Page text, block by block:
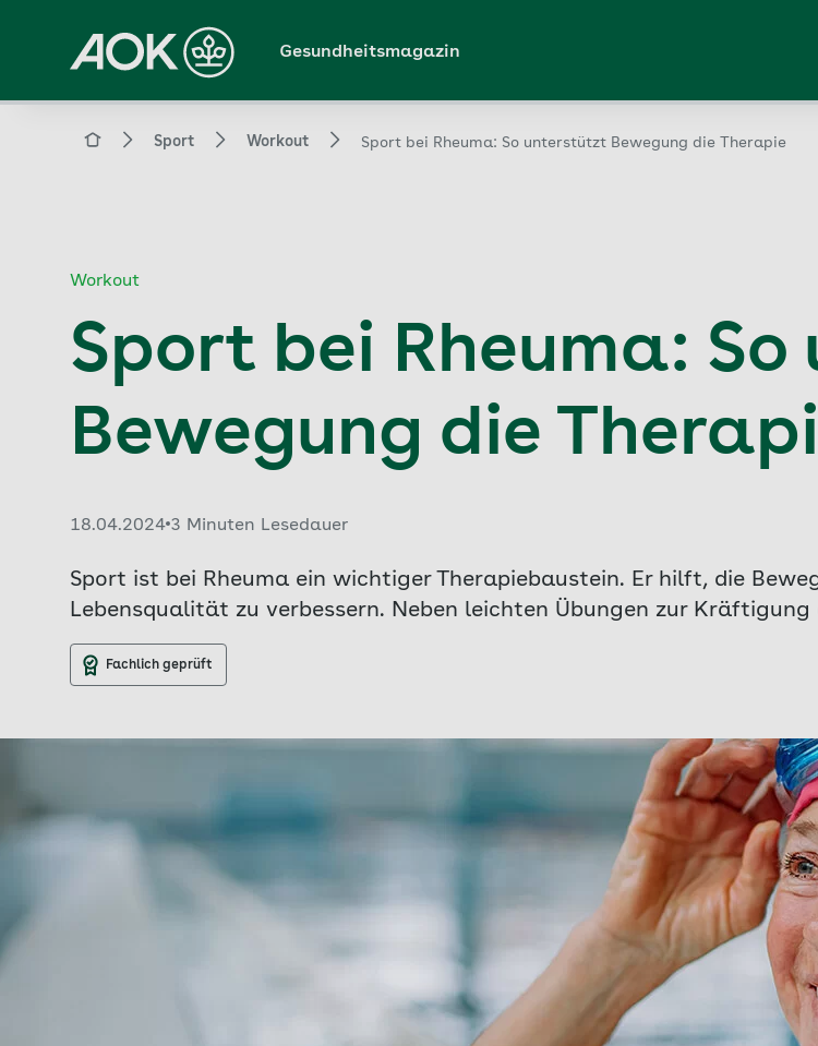
Hauptinhalt
springen
Gesundheitsmagazin
Magazin Sport Workout Sport bei Rheuma: So unterstützt Bewegung die Therapie
Workout
Sport bei Rheuma:
Bewegung die
Veröffentlicht am:
18.04.2024 3 Minuten Lesedauer
Sport ist bei Rheuma ein wichtiger Therapiebaustein. Er hilft, die
Lebensqualität zu verbessern. Neben leichten Übungen zur
Fachlich geprüft